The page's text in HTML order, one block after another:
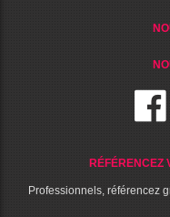
RÉFÉRENCEZ
Professionnels, référencez